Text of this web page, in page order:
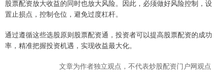
股票配资放大收益的同时也放大风险。因此，必须做好风险控制，设
置止损点，控制仓位，避免过度杠杆。
通过遵循这些选股原则股票配资通，投资者可以提高股票配资的成功
率，精准把握投资机遇，实现收益最大化。
文章为作者独立观点，不代表炒股配资门户网观点